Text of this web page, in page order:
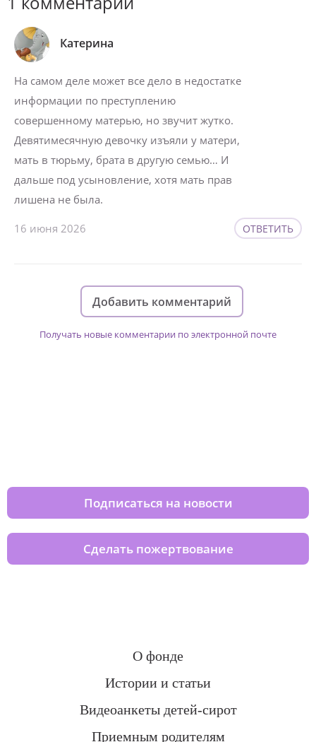
Катерина
На самом деле может все дело в недостатке
информации по преступлению
совершенному матерью, но звучит жутко.
Девятимесячную девочку изъяли у матери,
мать в тюрьму, брата в другую семью… И
дальше под усыновление, хотя мать прав
лишена не была.
16 июня 2026 ОТВЕТИТЬ
Добавить комментарий
Получать новые комментарии по электронной почте
Подписаться на новости
Сделать пожертвование
О фонде
Истории и статьи
Видеоанкеты детей-сирот
Приемным родителям